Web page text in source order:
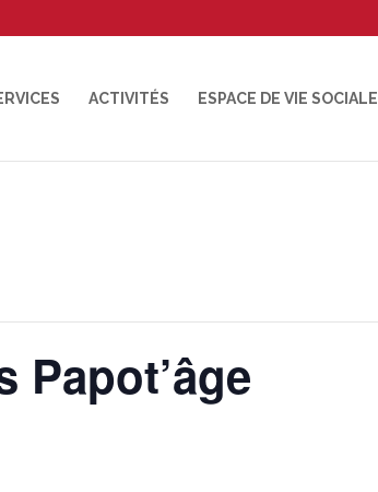
ACTIVITÉS ESPACE DE VIE SOCIALE
Papot’âge